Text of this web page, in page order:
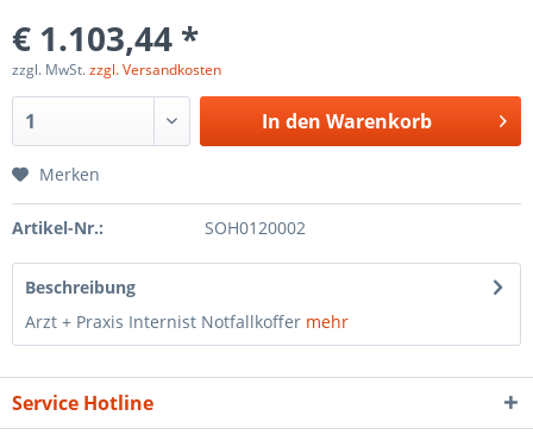
€ 1.103,44 *
zzgl. MwSt.zzgl. Versandkosten
In den Warenkorb
Merken
Artikel-Nr.: SOH0120002
Beschreibung
Arzt + Praxis Internist Notfallkoffer mehr
Service Hotline